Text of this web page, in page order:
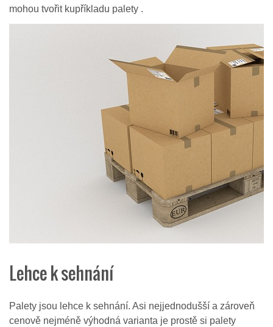
mohou tvořit kupříkladu palety .
Lehce k sehnání
Palety jsou lehce k sehnání. Asi nejjednodušší a zároveň
cenově nejméně výhodná varianta je prostě si palety